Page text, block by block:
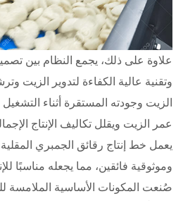
علاوة على ذلك، يجمع النظام بين
وتقنية عالية الكفاءة لتدوير الزيت
الزيت وجودته المستقرة أثناء
عمر الزيت ويقلل تكاليف الإنتاج
يعمل خط إنتاج رقائق الجمبري المقلية
وموثوقية فائقين، مما يجعله مناسبًا
صُنعت المكونات الأساسية الملامسة